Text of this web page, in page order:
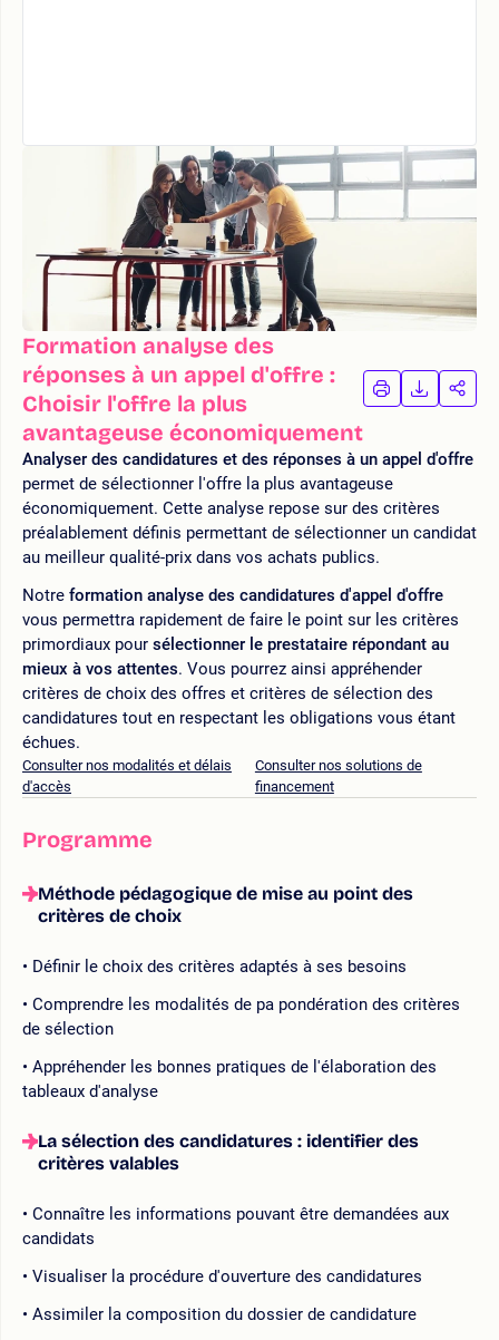
Formation analyse des
réponses à un appel d'offre :
Choisir l'offre la plus
avantageuse économiquement
IMPRIMER
LA
LA
Analyser des candidatures et des réponses à un appel d'offre
permet de sélectionner l'offre la plus avantageuse
économiquement. Cette analyse repose sur des critères
préalablement définis permettant de sélectionner un candidat
au meilleur qualité-prix dans vos achats publics.
Notre formation analyse des candidatures d'appel d'offre
vous permettra rapidement de faire le point sur les critères
primordiaux pour sélectionner le prestataire répondant au
mieux à vos attentes. Vous pourrez ainsi appréhender
critères de choix des offres et critères de sélection des
candidatures tout en respectant les obligations vous étant
échues.
Consulter nos modalités et délais
d'accès
Consulter nos solutions de
financement
Programme
Méthode pédagogique de mise au point des
critères de choix
Définir le choix des critères adaptés à ses besoins
Comprendre les modalités de pa pondération des critères
de sélection
Appréhender les bonnes pratiques de l'élaboration des
tableaux d'analyse
La sélection des candidatures : identifier des
critères valables
Connaître les informations pouvant être demandées aux
candidats
Visualiser la procédure d'ouverture des candidatures
Assimiler la composition du dossier de candidature